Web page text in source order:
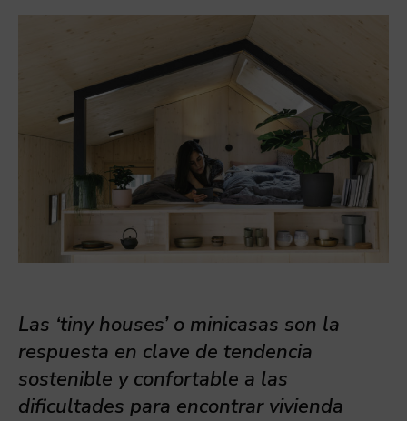
Las ‘tiny houses’ o minicasas son la
respuesta en clave de tendencia
sostenible y confortable a las
dificultades para encontrar vivienda